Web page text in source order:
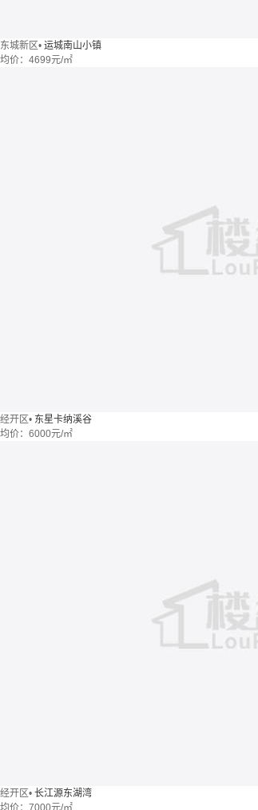
东城新区• 运城南山小镇
均价： 4699元/㎡
经开区• 东星卡纳溪谷
均价： 6000元/㎡
经开区• 长江源东湖湾
均价： 7000元/㎡